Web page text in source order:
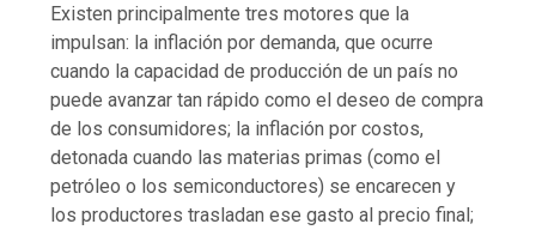
Existen principalmente tres motores que la
impulsan: la inflación por demanda, que ocurre
cuando la capacidad de producción de un país no
puede avanzar tan rápido como el deseo de compra
de los consumidores; la inflación por costos,
detonada cuando las materias primas (como el
petróleo o los semiconductores) se encarecen y
los productores trasladan ese gasto al precio final;